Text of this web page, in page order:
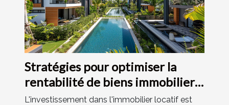
Stratégies pour optimiser la
rentabilité de biens immobiliers
locatifs
L'investissement dans l'immobilier locatif est